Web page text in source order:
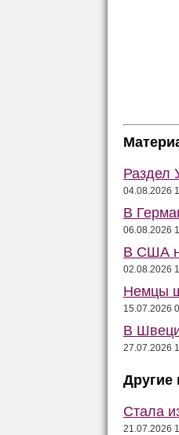
Раздел
04.08.2026
В
06.08.2026
В США
02.08.2026
Немцы
15.07.2026
В
27.07.2026
Другие
Стала
21.07.2026